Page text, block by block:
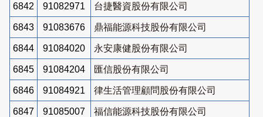
6842 91082971 台捷醫資股份有限公司
6843 91083676 鼎福能源科技股份有限公司
6844 91084020 永安康健股份有限公司
6845 91084204 匯信股份有限公司
6846 91084921 律生活管理顧問股份有限公司
6847 91085007 福信能源科技股份有限公司